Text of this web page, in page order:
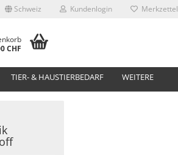
Schweiz Kundenlogin Merkzettel
CHF
TIER- & HAUSTIERBEDARF WEITERE